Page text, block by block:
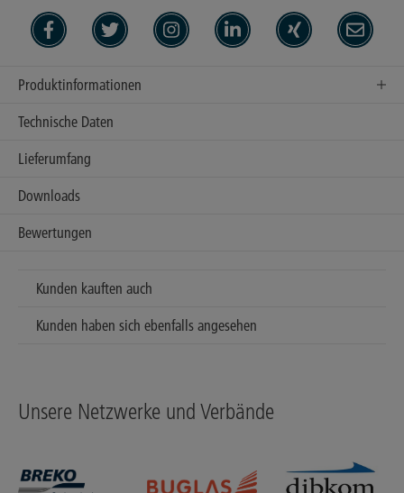
Produktinformationen
Technische Daten
Lieferumfang
Downloads
Bewertungen
Kunden kauften auch
Kunden haben sich ebenfalls angesehen
Unsere Netzwerke und Verbände